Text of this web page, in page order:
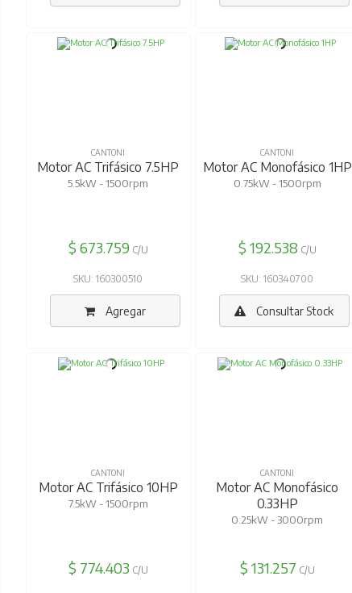
CANTONI
Motor AC Trifásico 7.5HP
5.5kW - 1500rpm
$ 673.759 C/U
SKU: 160300510
Agregar
CANTONI
Motor AC Monofásico 1HP
0.75kW - 1500rpm
$ 192.538 C/U
SKU: 160340700
Consultar Stock
CANTONI
Motor AC Trifásico 10HP
7.5kW - 1500rpm
$ 774.403 C/U
CANTONI
Motor AC Monofásico
0.33HP
0.25kW - 3000rpm
$ 131.257 C/U